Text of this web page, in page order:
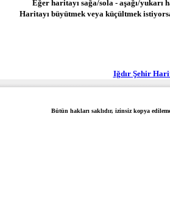
Eğer haritayı sağa/sola - aşağı/
Haritayı büyütmek veya küçültmek
Iğdır Şehir
Bütün hakları saklıdır, izinsiz kopya